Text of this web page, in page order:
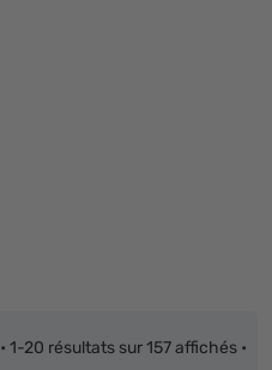
• 1-20 résultats sur 157 affichés •